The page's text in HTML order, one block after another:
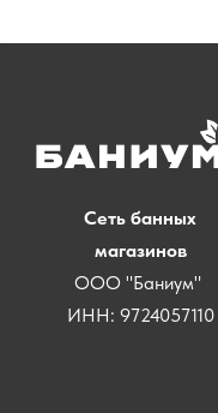
Сеть банных
магазинов
ООО "Баниум"
ИНН: 9724057110